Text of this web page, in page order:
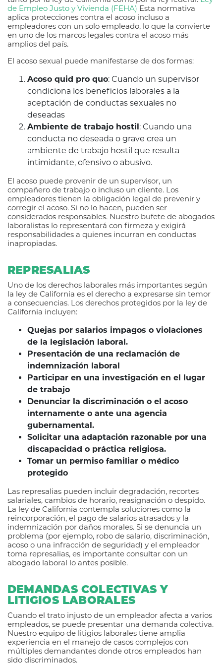
de Empleo Justo y Vivienda (FEHA) Esta normativa
aplica protecciones contra el acoso incluso a
empleadores con un solo empleado, lo que la convierte
en uno de los marcos legales contra el acoso más
amplios del país.
El acoso sexual puede manifestarse de dos formas:
Acoso quid pro quo: Cuando un supervisor
condiciona los beneficios laborales a la
aceptación de conductas sexuales no
deseadas
Ambiente de trabajo hostil: Cuando una
conducta no deseada o grave crea un
ambiente de trabajo hostil que resulta
intimidante, ofensivo o abusivo.
El acoso puede provenir de un supervisor, un
compañero de trabajo o incluso un cliente. Los
empleadores tienen la obligación legal de prevenir y
corregir el acoso. Si no lo hacen, pueden ser
considerados responsables. Nuestro bufete de abogados
laboralistas lo representará con firmeza y exigirá
responsabilidades a quienes incurran en conductas
inapropiadas.
REPRESALIAS
Uno de los derechos laborales más importantes según
la ley de California es el derecho a expresarse sin temor
a consecuencias. Los derechos protegidos por la ley de
California incluyen:
Quejas por salarios impagos o violaciones
de la legislación laboral.
Presentación de una reclamación de
indemnización laboral
Participar en una investigación en el lugar
de trabajo
Denunciar la discriminación o el acoso
internamente o ante una agencia
gubernamental.
Solicitar una adaptación razonable por una
discapacidad o práctica religiosa.
Tomar un permiso familiar o médico
protegido
Las represalias pueden incluir degradación, recortes
salariales, cambios de horario, reasignación o despido.
La ley de California contempla soluciones como la
reincorporación, el pago de salarios atrasados y la
indemnización por daños morales. Si se denuncia un
problema (por ejemplo, robo de salario, discriminación,
acoso o una infracción de seguridad) y el empleador
toma represalias, es importante consultar con un
abogado laboral lo antes posible.
DEMANDAS COLECTIVAS Y
LITIGIOS LABORALES
Cuando el trato injusto de un empleador afecta a varios
empleados, se puede presentar una demanda colectiva.
Nuestro equipo de litigios laborales tiene amplia
experiencia en el manejo de casos complejos con
múltiples demandantes donde otros empleados han
sido discriminados.